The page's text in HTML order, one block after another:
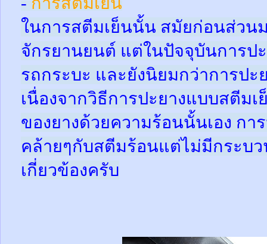
ในการสตีมเย็นนั้น สมัยก่อนส่วน
จักรยานยนต์ แต่ในปัจจุบันการป
รถกระบะ และยังนิยมกว่าการป
เนื่องจากวิธีการปะยางแบบสตีม
ของยางด้วยความร้อนนั้นเอง กา
คล้ายๆกับสตีมร้อนแต่ไม่มีกระบ
เกี่ยวข้องครับ